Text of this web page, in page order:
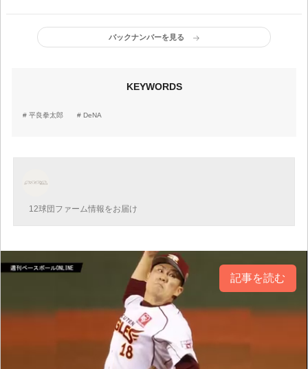
バックナンバーを見る
KEYWORDS
平良拳太郎 DeNA
12球団ファーム情報をお届け
記事を読む